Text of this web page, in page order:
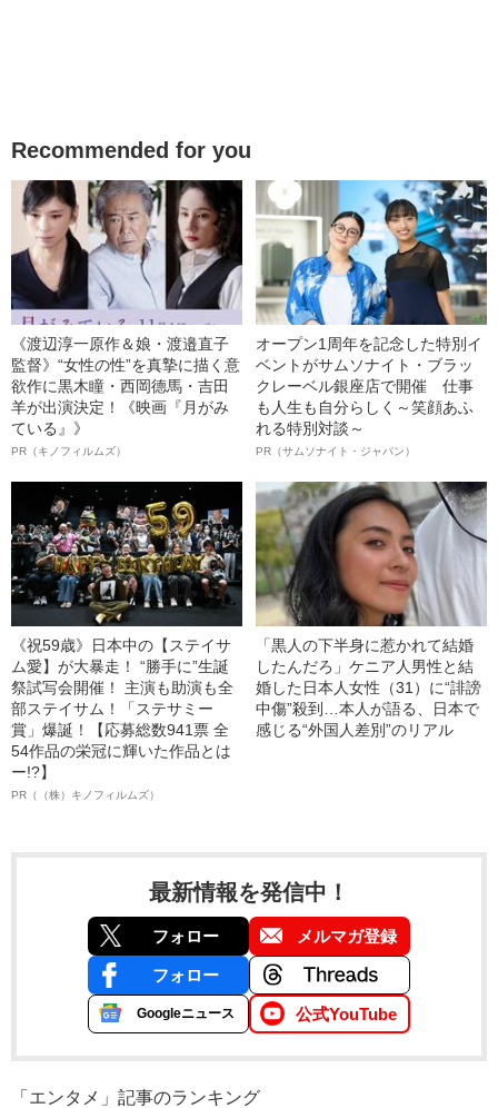
Recommended for you
《渡辺淳一原作＆娘・渡邉直子
監督》“女性の性”を真摯に描く意
欲作に黒木瞳・西岡德馬・吉田
羊が出演決定！《映画『月がみ
ている』》
PR（キノフィルムズ）
オープン1周年を記念した特別イ
ベントがサムソナイト・ブラッ
クレーベル銀座店で開催 仕事
も人生も自分らしく～笑顔あふ
れる特別対談～
PR（サムソナイト・ジャパン）
《祝59歳》日本中の【ステイサ
ム愛】が大暴走！ “勝手に”生誕
祭試写会開催！ 主演も助演も全
部ステイサム！「ステサミー
賞」爆誕！【応募総数941票 全
54作品の栄冠に輝いた作品とは
ー!?】
PR（（株）キノフィルムズ）
「黒人の下半身に惹かれて結婚
したんだろ」ケニア人男性と結
婚した日本人女性（31）に“誹謗
中傷”殺到…本人が語る、日本で
感じる“外国人差別”のリアル
最新情報を発信中！
フォロー メルマガ登録
フォロー
Googleニュース 公式YouTube
「エンタメ」記事のランキング